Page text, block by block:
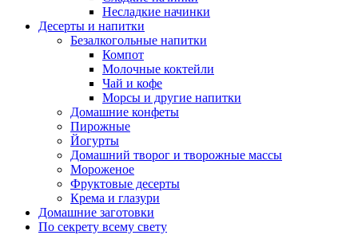
Несладкие начинки
Десерты и напитки
Безалкогольные напитки
Компот
Молочные коктейли
Чай и кофе
Морсы и другие напитки
Домашние конфеты
Пирожные
Йогурты
Домашний творог и творожные массы
Мороженое
Фруктовые десерты
Крема и глазури
Домашние заготовки
По секрету всему свету